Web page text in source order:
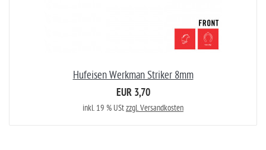
Hufeisen Werkman Striker 8mm
EUR 3,70
inkl. 19 % UStzzgl. Versandkosten